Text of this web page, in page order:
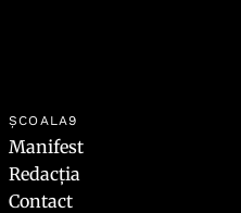
ȘCOALA9
Manifest
Redacția
Contact